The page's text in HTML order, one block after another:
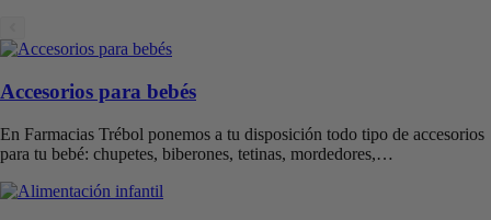
Accesorios para bebés
En Farmacias Trébol ponemos a tu disposición todo tipo de accesorios
para tu bebé: chupetes, biberones, tetinas, mordedores,…